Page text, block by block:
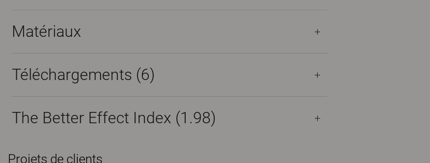
Matériaux
Téléchargements (6)
The Better Effect Index (1.98)
Projets de clients